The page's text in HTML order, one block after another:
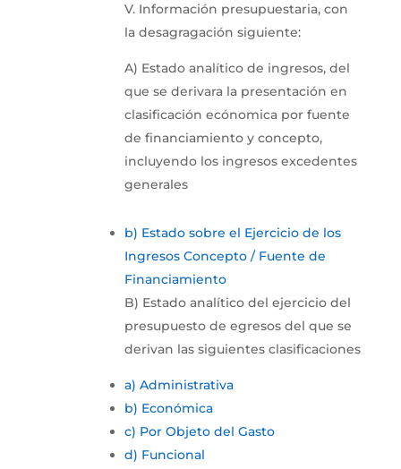
V. Información presupuestaria, con
la desagragación siguiente:
A) Estado analítico de ingresos, del
que se derivara la presentación en
clasificación ecónomica por fuente
de financiamiento y concepto,
incluyendo los ingresos excedentes
generales
b) Estado sobre el Ejercicio de los
Ingresos Concepto / Fuente de
Financiamiento
B) Estado analítico del ejercicio del
presupuesto de egresos del que se
derivan las siguientes clasificaciones
a) Administrativa
b) Económica
c) Por Objeto del Gasto
d) Funcional